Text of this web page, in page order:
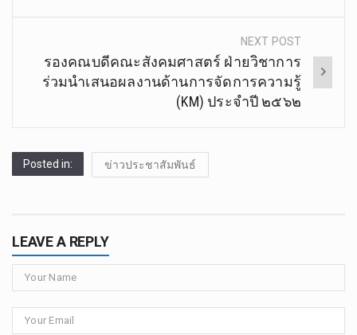
NEXT POST
รองคณบดี​คณะ​สังคม​ศาสตร์​ ฝ่าย​วิชาการ​
ร่วมนำเสนอผลงานด้านการจัดการความรู้
(KM) ประจำปี ๒๕๖๒
Posted in: ข่าวประชาสัมพันธ์
LEAVE A REPLY